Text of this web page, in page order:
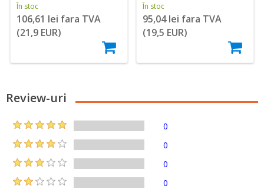
În stoc
106,61 lei fara TVA
(21,9 EUR)
În stoc
95,04 lei fara TVA
(19,5 EUR)
Review-uri
0
0
0
0